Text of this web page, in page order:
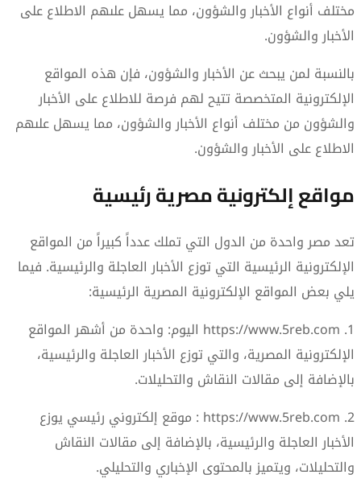
مختلف أنواع الأخبار والشؤون، مما يسهل علىهم الاطلاع على
الأخبار والشؤون.
بالنسبة لمن يبحث عن الأخبار والشؤون، فإن هذه المواقع
الإلكترونية المتخصصة تتيح لهم فرصة للاطلاع على الأخبار
والشؤون من مختلف أنواع الأخبار والشؤون، مما يسهل علىهم
الاطلاع على الأخبار والشؤون.
مواقع إلكترونية مصرية رئيسية
تعد مصر واحدة من الدول التي تملك عدداً كبيراً من المواقع
الإلكترونية الرئيسية التي توزع الأخبار العاجلة والرئيسية. فيما
يلي بعض المواقع الإلكترونية المصرية الرئيسية:
1. https://www.5reb.com اليوم: واحدة من أشهر المواقع
الإلكترونية المصرية، والتي توزع الأخبار العاجلة والرئيسية،
بالإضافة إلى مقالات النقاش والتحليلات.
2. https://www.5reb.com : موقع إلكتروني رئيسي يوزع
الأخبار العاجلة والرئيسية، بالإضافة إلى مقالات النقاش
والتحليلات، ويتميز بالمحتوى الإخباري والتحليلي.